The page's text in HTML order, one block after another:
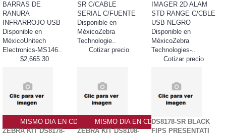
BARRAS DE
RANURA
INFRARROJO USB
Disponible en
MéxicoUnitech
Electronics-MS146..
$2,665.30
SR C/CABLE
SERIAL C/FUENTE
Disponible en
MéxicoZebra
Technologie..
Cotizar precio
IMAGER 2D ALAM
STD RANGE C/CBLE
USB NEGRO
Disponible en
MéxicoZebra
Technologies-..
Cotizar precio
MISMO DIA EN CDMX
ZEBRA KIT DS8178-
MISMO DIA EN CDMX
ZEBRA KIT DS8108-
DS8178-SR BLACK
FIPS PRESENTATI